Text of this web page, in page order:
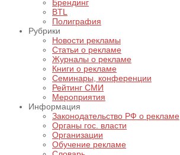
Брендинг
BTL
Полиграфия
Рубрики
Новости рекламы
Статьи о рекламе
Журналы о рекламе
Книги о рекламе
Семинары, конференции
Рейтинг СМИ
Мероприятия
Информация
Законодательство РФ о рекламе
Органы гос. власти
Организации
Обучение рекламе